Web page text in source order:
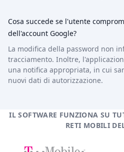
Cosa succede se l'utente
dell'account Google?
La modifica della password non
tracciamento. Inoltre,
una notifica appropriata, in cui
nuovi dati di autorizzazione.
IL SOFTWARE FUNZIONA SU
RETI MOBILI